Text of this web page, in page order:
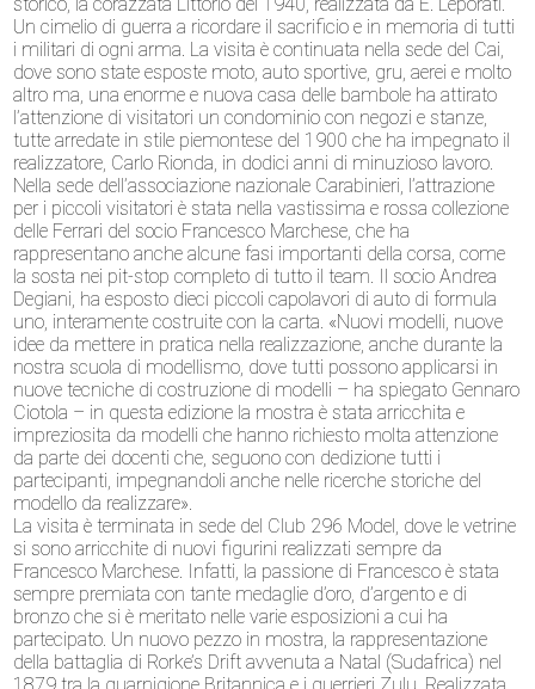
Un cimelio di guerra a ricordare il sacrificio e in memoria di tutti
i militari di ogni arma. La visita è continuata nella sede del Cai,
dove sono state esposte moto, auto sportive, gru, aerei e molto
altro ma, una enorme e nuova casa delle bambole ha attirato
l’attenzione di visitatori un condominio con negozi e stanze,
tutte arredate in stile piemontese del 1900 che ha impegnato il
realizzatore, Carlo Rionda, in dodici anni di minuzioso lavoro.
Nella sede dell’associazione nazionale Carabinieri, l’attrazione
per i piccoli visitatori è stata nella vastissima e rossa collezione
delle Ferrari del socio Francesco Marchese, che ha
rappresentano anche alcune fasi importanti della corsa, come
la sosta nei pit-stop completo di tutto il team. Il socio Andrea
Degiani, ha esposto dieci piccoli capolavori di auto di formula
uno, interamente costruite con la carta. «Nuovi modelli, nuove
idee da mettere in pratica nella realizzazione, anche durante la
nostra scuola di modellismo, dove tutti possono applicarsi in
nuove tecniche di costruzione di modelli – ha spiegato Gennaro
Ciotola – in questa edizione la mostra è stata arricchita e
impreziosita da modelli che hanno richiesto molta attenzione
da parte dei docenti che, seguono con dedizione tutti i
partecipanti, impegnandoli anche nelle ricerche storiche del
modello da realizzare».
La visita è terminata in sede del Club 296 Model, dove le vetrine
si sono arricchite di nuovi figurini realizzati sempre da
Francesco Marchese. Infatti, la passione di Francesco è stata
sempre premiata con tante medaglie d’oro, d’argento e di
bronzo che si è meritato nelle varie esposizioni a cui ha
partecipato. Un nuovo pezzo in mostra, la rappresentazione
della battaglia di Rorke’s Drift avvenuta a Natal (Sudafrica) nel